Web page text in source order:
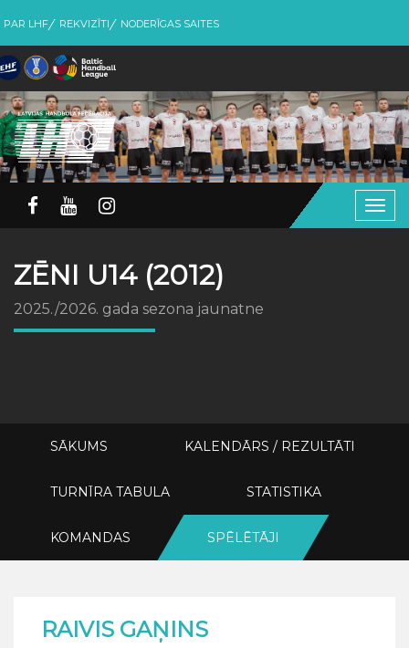
PAR LHF REKVIZĪTI NODERĪGAS SAITES
ZĒNI U14 (2012)
2025./2026. gada sezona jaunatne
SĀKUMS KALENDĀRS / REZULTĀTI
TURNĪRA TABULA STATISTIKA
KOMANDAS SPĒLĒTĀJI
RAIVIS GAŅINS